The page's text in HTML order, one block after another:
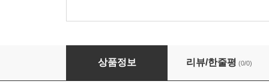
[예스24배송] 그래비트랙스 코어 확장(S): 디퍼
상품정보 리뷰/한줄평 (0/0)